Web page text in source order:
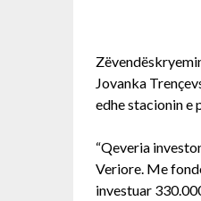
Jovanka
edhe stacionin e
“Qeveria
Veriore. Me
investuar